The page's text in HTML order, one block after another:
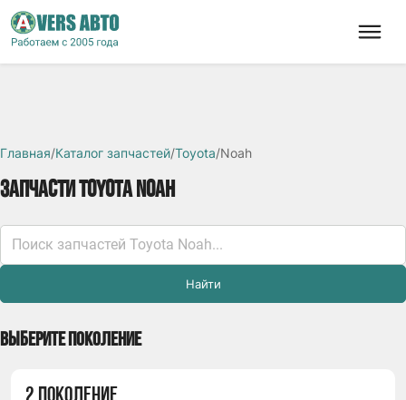
Главная/Каталог запчастей/Toyota/Noah
ЗАПЧАСТИ TOYOTA NOAH
Найти
ВЫБЕРИТЕ ПОКОЛЕНИЕ